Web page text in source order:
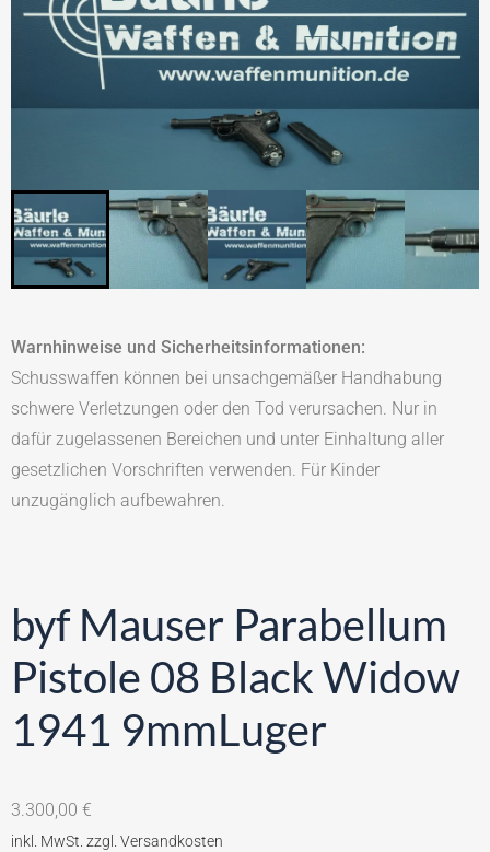
Warnhinweise und Sicherheitsinformationen:
Schusswaffen können bei unsachgemäßer Handhabung
schwere Verletzungen oder den Tod verursachen. Nur in
dafür zugelassenen Bereichen und unter Einhaltung aller
gesetzlichen Vorschriften verwenden. Für Kinder
unzugänglich aufbewahren.
byf Mauser Parabellum
Pistole 08 Black Widow
1941 9mmLuger
3.300,00 €